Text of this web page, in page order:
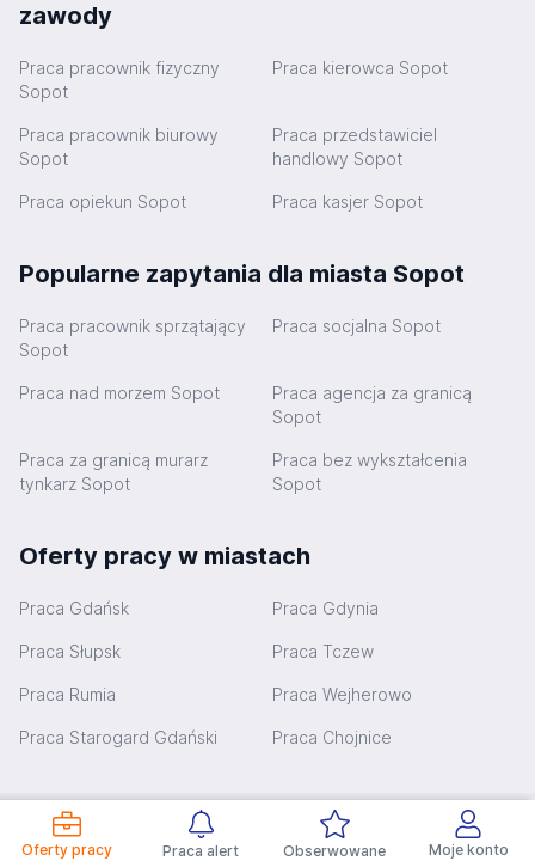
Oferty pracy Praca alert Obserwowane Moje konto
zawody
Praca pracownik fizyczny
Sopot
Praca kierowca Sopot
Praca pracownik biurowy
Sopot
Praca przedstawiciel
handlowy Sopot
Praca opiekun Sopot Praca kasjer Sopot
Popularne zapytania dla miasta Sopot
Praca pracownik sprzątający
Sopot
Praca socjalna Sopot
Praca nad morzem Sopot
Praca agencja za granicą
Sopot
Praca za granicą murarz
tynkarz Sopot
Praca bez wykształcenia
Sopot
Oferty pracy w miastach
Praca Gdańsk Praca Gdynia
Praca Słupsk Praca Tczew
Praca Rumia Praca Wejherowo
Praca Starogard Gdański Praca Chojnice
Praca Sopot najczęściej zadawane pytania